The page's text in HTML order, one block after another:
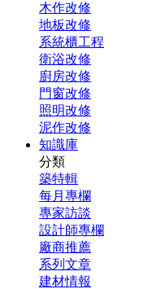
木作改修
地板改修
系統櫃工程
衛浴改修
廚房改修
門窗改修
照明改修
泥作改修
知識庫
分類
築特輯
每月專欄
專家訪談
設計師專欄
廠商推薦
系列文章
建材情報